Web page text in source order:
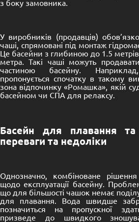
з боку замовника.
У виробників (продавців)
чаші, спрямовані під монтаж
Це басейни з глибиною до 1.5
метра. Такі чаші можуть
частиною басейну.
пропонується спочатку в такому
зона відпочинку «Ромашка», якій
басейном чи СПА для релаксу.
Басейн для плавання
переваги та недоліки
Однозначно, комбіноване
щодо експлуатації басейну.
що для більшості чашок немає
для плавання. Вода швидше
позначиться на пропускної
призведе до швидкого